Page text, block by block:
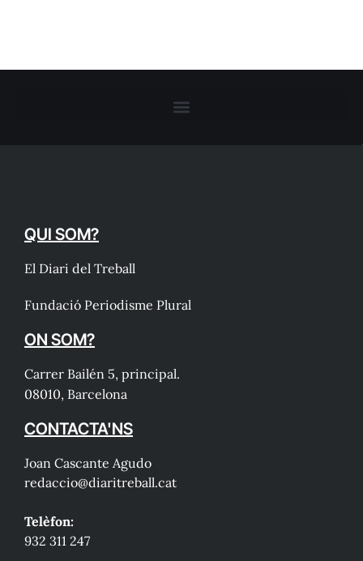
QUI SOM?
El Diari del Treball
Fundació Periodisme Plural
ON SOM?
Carrer Bailén 5, principal.
08010, Barcelona
CONTACTA'NS
Joan Cascante Agudo
redaccio@diaritreball.cat
Telèfon:
932 311 247